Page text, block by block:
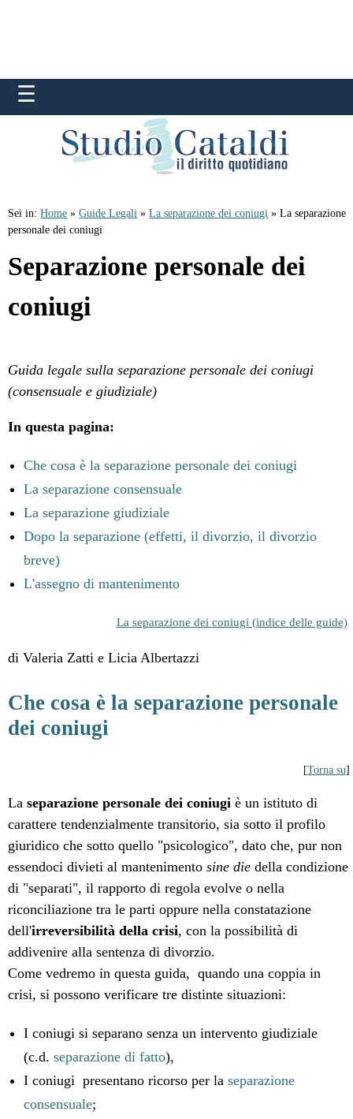
Sei in:Home »Guide Legali »La separazione dei coniugi » La separazione
personale dei coniugi
Separazione personale dei
coniugi
Guida legale sulla separazione personale dei coniugi
(consensuale e giudiziale)
In questa pagina:
Che cosa è la separazione personale dei coniugi
La separazione consensuale
La separazione giudiziale
Dopo la separazione (effetti, il divorzio, il divorzio
breve)
L'assegno di mantenimento
La separazione dei coniugi (indice delle guide)
di Valeria Zatti e Licia Albertazzi
Che cosa è la separazione personale
dei coniugi
[Torna su]
Laseparazione personale dei coniugi è un istituto di
carattere tendenzialmente transitorio, sia sotto il profilo
giuridico che sotto quello "psicologico", dato che, pur non
essendoci divieti al mantenimentosine die della condizione
di "separati", il rapporto di regola evolve o nella
riconciliazione tra le parti oppure nella constatazione
dell'irreversibilità della crisi, con la possibilità di
addivenire alla sentenza di divorzio.
Come vedremo in questa guida, quando una coppia in
crisi, si possono verificare tre distinte situazioni:
I coniugi si separano senza un intervento giudiziale
(c.d.separazione di fatto),
I coniugi presentano ricorso per laseparazione
consensuale;